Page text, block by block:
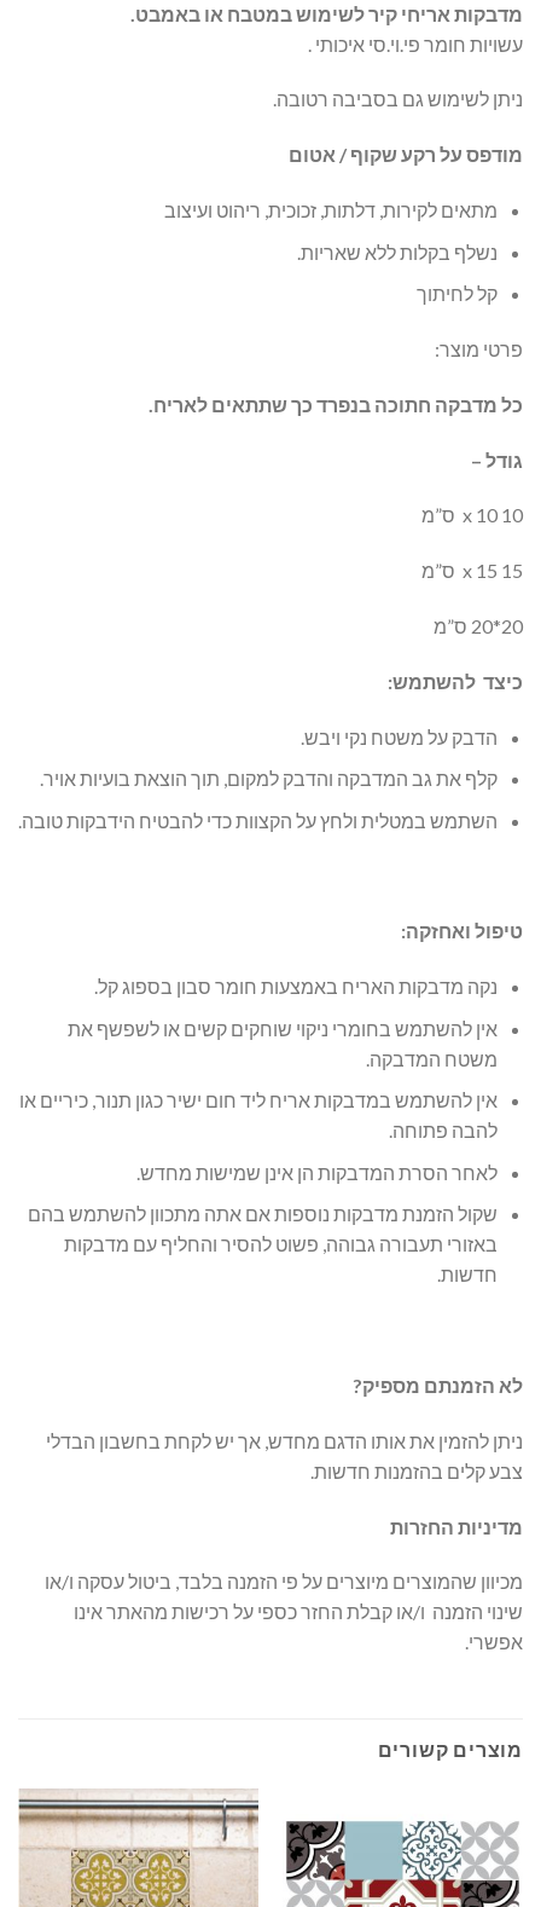
מדבקות אריחי קיר לשימוש במטבח או באמבט.
עשויות חומר פי.וי.סי איכותי .
ניתן לשימוש גם בסביבה רטובה.
מודפס על רקע שקוף / אטום
מתאים לקירות, דלתות, זכוכית, ריהוט ועיצוב
נשלף בקלות ללא שאריות.
קל לחיתוך
פרטי מוצר:
כל מדבקה חתוכה בנפרד כך שתתאים לאריח.
גודל –
10 x 10 ס”מ
15 x 15 ס”מ
20*20 ס”מ
כיצד להשתמש:
הדבק על משטח נקי ויבש.
קלף את גב המדבקה והדבק למקום, תוך הוצאת בועיות אויר.
השתמש במטלית ולחץ על הקצוות כדי להבטיח הידבקות טובה.
טיפול ואחזקה:
נקה מדבקות האריח באמצעות חומר סבון בספוג קל.
אין להשתמש בחומרי ניקוי שוחקים קשים או לשפשף את
משטח המדבקה.
אין להשתמש במדבקות אריח ליד חום ישיר כגון תנור, כיריים או
להבה פתוחה.
לאחר הסרת המדבקות הן אינן שמישות מחדש.
שקול הזמנת מדבקות נוספות אם אתה מתכוון להשתמש בהם
באזורי תעבורה גבוהה, פשוט להסיר והחליף עם מדבקות
חדשות.
לא הזמנתם מספיק?
ניתן להזמין את אותו הדגם מחדש, אך יש לקחת בחשבון הבדלי
צבע קלים בהזמנות חדשות.
מדיניות החזרות
מכיוון שהמוצרים מיוצרים על פי הזמנה בלבד, ביטול עסקה ו/או
שינוי הזמנה ו/או קבלת החזר כספי על רכישות מהאתר אינו
אפשרי.
מוצרים קשורים